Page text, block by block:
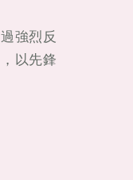
強烈反
以先鋒